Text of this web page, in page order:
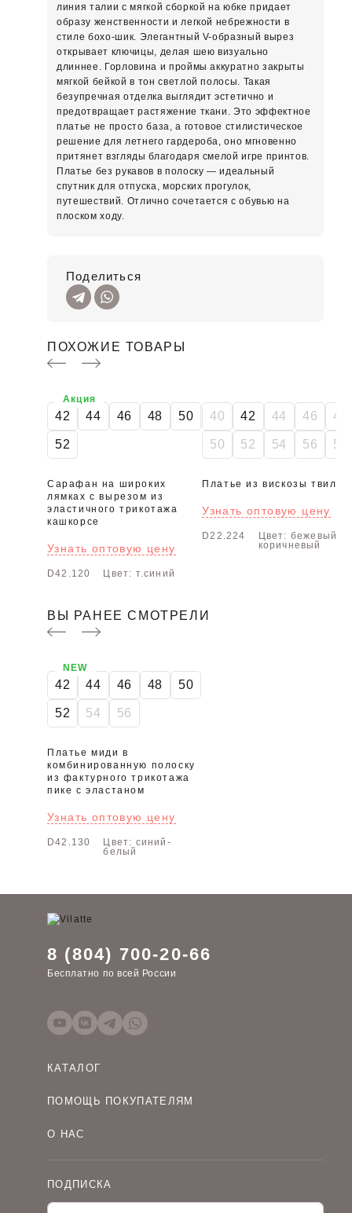
линия талии с мягкой сборкой на юбке придает
образу женственности и легкой небрежности в
стиле бохо-шик. Элегантный V-образный вырез
открывает ключицы, делая шею визуально
длиннее. Горловина и проймы аккуратно закрыты
мягкой бейкой в тон светлой полосы. Такая
безупречная отделка выглядит эстетично и
предотвращает растяжение ткани. Это эффектное
платье не просто база, а готовое стилистическое
решение для летнего гардероба, оно мгновенно
притянет взгляды благодаря смелой игре принтов.
Платье без рукавов в полоску — идеальный
спутник для отпуска, морских прогулок,
путешествий. Отлично сочетается с обувью на
плоском ходу.
Поделиться
ПОХОЖИЕ ТОВАРЫ
42 44 46 48 50
52
Сарафан на широких
лямках с вырезом из
эластичного трикотажа
кашкорсе
Узнать оптовую цену
D42.120 Цвет: т.синий
Акция
40 42 44 46 48
50 52 54 56 58
Платье из вискозы твил
Узнать оптовую цену
D22.224
Цвет: бежевый-
коричневый
ВЫ РАНЕЕ СМОТРЕЛИ
42 44 46 48 50
52 54 56
Платье миди в
комбинированную полоску
из фактурного трикотажа
пике с эластаном
Узнать оптовую цену
D42.130
Цвет: синий-
белый
NEW
8 (804) 700-20-66
Бесплатно по всей России
КАТАЛОГ
Детская одежда оптом
ПОМОЩЬ ПОКУПАТЕЛЯМ
Условия сотрудничества
Таблицы размеров
О НАС
Политика конфиденциальности
ПОДПИСКА